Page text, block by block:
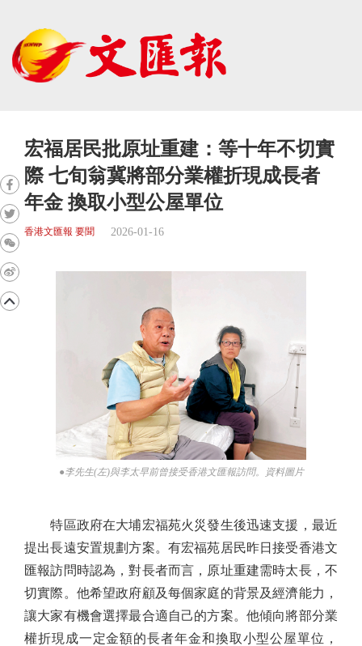
宏福居民批原址重建：等十年不切實
際 七旬翁冀將部分業權折現成長者
年金 換取小型公屋單位
香港文匯報 要聞 2026-01-16
●李先生(左)與李太早前曾接受香港文匯報訪問。資料圖片
特區政府在大埔宏福苑火災發生後迅速支援，最近
提出長遠安置規劃方案。有宏福苑居民昨日接受香港文
匯報訪問時認為，對長者而言，原址重建需時太長，不
切實際。他希望政府顧及每個家庭的背景及經濟能力，
讓大家有機會選擇最合適自己的方案。他傾向將部分業
權折現成一定金額的長者年金和換取小型公屋單位，